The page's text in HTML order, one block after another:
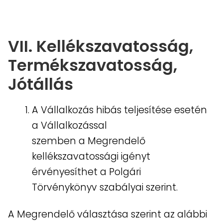
VII. Kellékszavatosság,
Termékszavatosság,
Jótállás
A Vállalkozás hibás teljesítése esetén
a Vállalkozással
szemben a Megrendelő
kellékszavatossági igényt
érvényesíthet a Polgári
Törvénykönyv szabályai szerint.
A Megrendelő választása szerint az alábbi